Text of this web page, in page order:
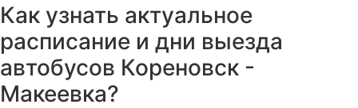
Как узнать актуальное
расписание и дни выезда
автобусов Кореновск -
Макеевка?